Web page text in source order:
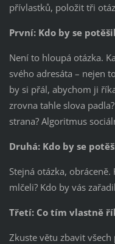
přívlastků, položit tři
První: Kdo by se
Není to hloupá otázka.
svého adresáta – nejen
by si přál, abychom ji
zrovna tahle slova
strana? Algoritmus
Druhá: Kdo by se
Stejná otázka,
mlčeli? Kdo by vás
Třetí: Co tím vlastně
Zkuste větu zbavit